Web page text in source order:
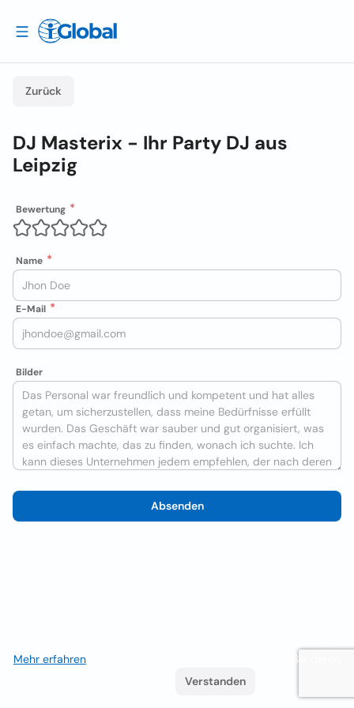
Zurück
DJ Masterix - Ihr Party DJ aus
Leipzig
Bewertung
Name
E-Mail
Bilder
Absenden
Mehr erfahren . Wenn Sie weiterhin surfen, akzeptieren Sie deren
Verstanden